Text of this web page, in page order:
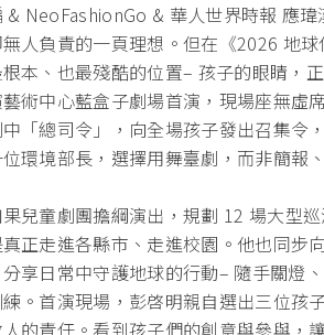
& NeoFashionGo & 華人世界時報 應瑋
人負責的一頁理想。但在《2026 地
本、也最殘酷的位置– 孩子的眼睛，
術中心藍盒子劇場首演， 現場座無虛
「總司令」，向全場孩子發出召集令，
環境部長，選擇用舞臺劇，而非簡報
兒童劇團擔綱演出，規劃 12 場大型
正走進各縣市、走進校園。他也同步
分享日常中守護地球的行動– 隨手關燈
。首演現場， 彭啓明親自選出三位孩
的責任。 看到孩子們的創意與參與，